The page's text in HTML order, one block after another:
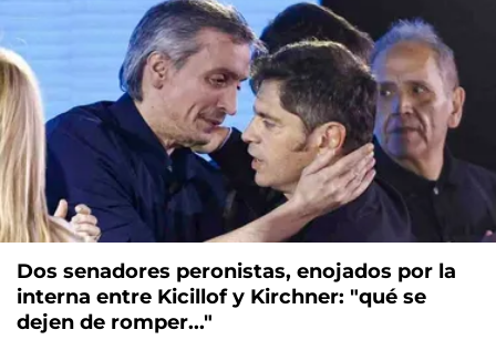
Dos senadores peronistas, enojados por la
interna entre Kicillof y Kirchner: "qué se
dejen de romper..."